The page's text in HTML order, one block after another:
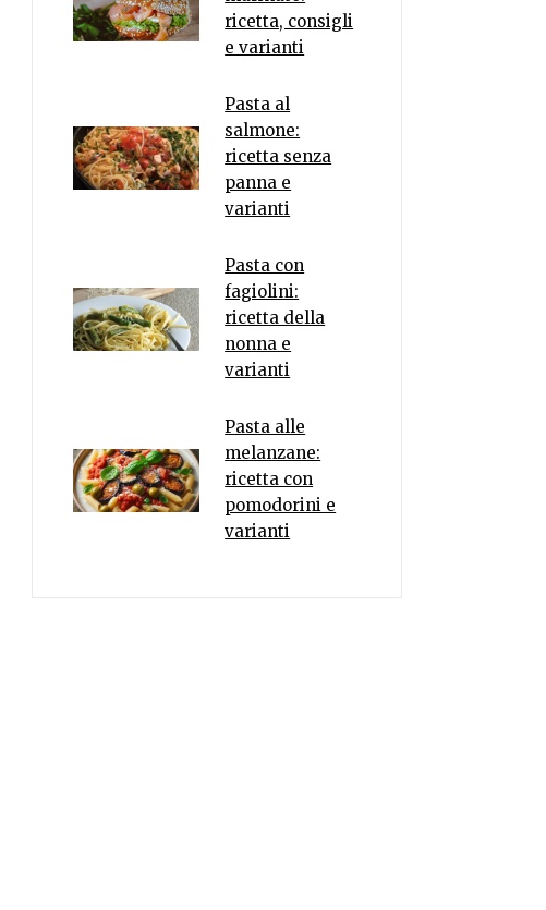
ricetta, consigli
e varianti
Pasta al
salmone:
ricetta senza
panna e
varianti
Pasta con
fagiolini:
ricetta della
nonna e
varianti
Pasta alle
melanzane:
ricetta con
pomodorini e
varianti